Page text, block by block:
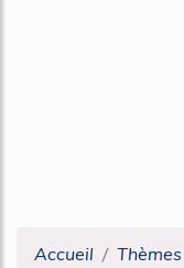
Accueil